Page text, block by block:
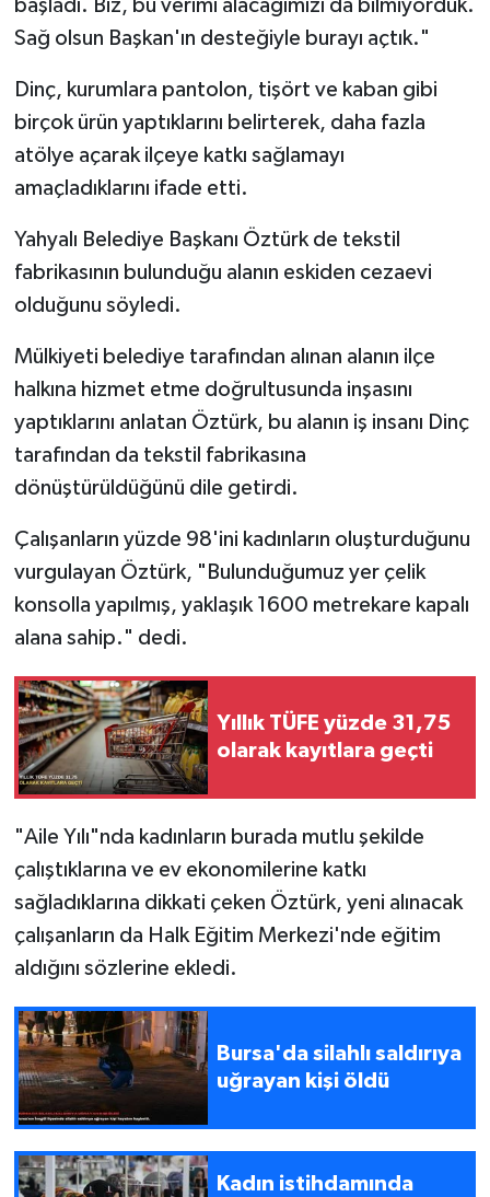
başladı. Biz, bu verimi alacağımızı da bilmiyorduk.
Sağ olsun Başkan'ın desteğiyle burayı açtık."
Dinç, kurumlara pantolon, tişört ve kaban gibi
birçok ürün yaptıklarını belirterek, daha fazla
atölye açarak ilçeye katkı sağlamayı
amaçladıklarını ifade etti.
Yahyalı Belediye Başkanı Öztürk de tekstil
fabrikasının bulunduğu alanın eskiden cezaevi
olduğunu söyledi.
Mülkiyeti belediye tarafından alınan alanın ilçe
halkına hizmet etme doğrultusunda inşasını
yaptıklarını anlatan Öztürk, bu alanın iş insanı Dinç
tarafından da tekstil fabrikasına
dönüştürüldüğünü dile getirdi.
Çalışanların yüzde 98'ini kadınların oluşturduğunu
vurgulayan Öztürk, "Bulunduğumuz yer çelik
konsolla yapılmış, yaklaşık 1600 metrekare kapalı
alana sahip." dedi.
Yıllık TÜFE yüzde 31,75
olarak kayıtlara geçti
"Aile Yılı"nda kadınların burada mutlu şekilde
çalıştıklarına ve ev ekonomilerine katkı
sağladıklarına dikkati çeken Öztürk, yeni alınacak
çalışanların da Halk Eğitim Merkezi'nde eğitim
aldığını sözlerine ekledi.
Bursa'da silahlı saldırıya
uğrayan kişi öldü
Kadın istihdamında